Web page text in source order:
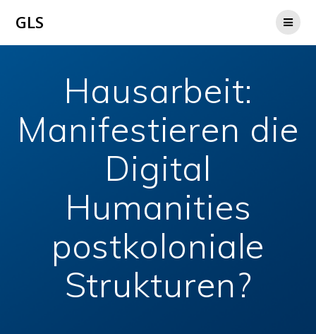
GLS
Hausarbeit:
Manifestieren die
Digital
Humanities
postkoloniale
Strukturen?